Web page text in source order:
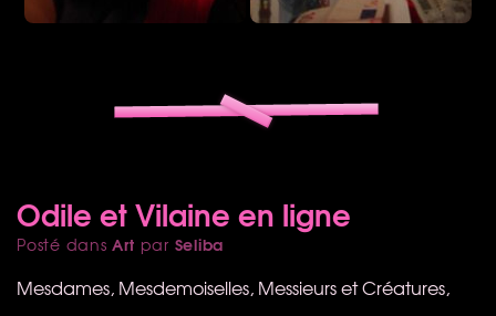
Odile et Vilaine en ligne
Posté dansArt par Seliba
Mesdames, Mesdemoiselles, Messieurs et Créatures,